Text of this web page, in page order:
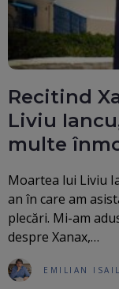
Recitind
Liviu
multe
Moartea lui Liviu
an în care am
plecări. Mi-am
despre Xanax,…
EMILIAN